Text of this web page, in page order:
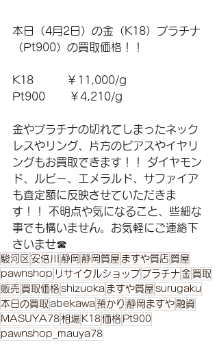
本日（4月2日）の金（K18）プラチナ
（Pt900）の買取価格！！
K18　　　￥11,000/g
Pt900       ￥4,210/g
金やプラチナの切れてしまったネック
レスやリング、片方のピアスやイヤリ
ングもお買取できます！！ ダイヤモン
ド、ルビー、エメラルド、サファイア
も査定額に反映させていただきま
す！！ 不明点や気になること、些細な
事でも構いません。お気軽にご連絡下
さいませ☎
駿河区 安倍川 静岡 静岡質屋 ますや質店 質屋
pawnshop リサイクルショップ プラチナ 金 買取
販売 買取価格shizuoka ますや質屋 surugaku
本日の買取 abekawa 預かり 静岡ますや 融資
MASUYA78相場 K18価格 Pt900
pawnshop_mauya78